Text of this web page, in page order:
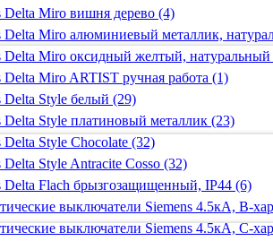
Delta Miro вишня дерево (4)
Delta Miro алюминиевый металлик,
Delta Miro оксидный желтый,
Delta Miro ARTIST ручная работа (1)
Delta Style белый (29)
Delta Style платиновый металлик (23)
Delta Style Chocolate (32)
Delta Style Antracite Cosso (32)
Delta Flach брызгозащищенный, IP44 (6)
выключатели Siemens 4.5кА, B-
выключатели Siemens 4.5кА, C-